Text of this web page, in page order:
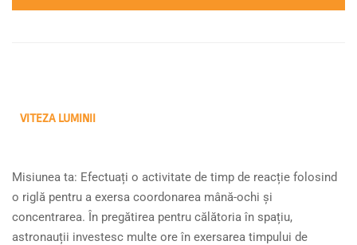
VITEZA LUMINII
Misiunea ta: Efectuați o activitate de timp de reacție folosind
o riglă pentru a exersa coordonarea mână-ochi și
concentrarea. În pregătirea pentru călătoria în spațiu,
astronauții investesc multe ore în exersarea timpului de